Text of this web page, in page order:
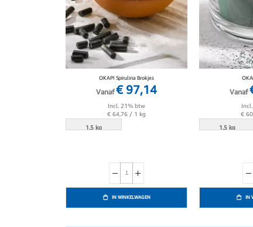
OKAPI Spirulina Brokjes
Vanaf € 97,14
Incl. 21% btw
€ 64,76 / 1 kg
1.5 kg
IN WINKELWAGEN
Vanaf
€
1.5 kg
IN